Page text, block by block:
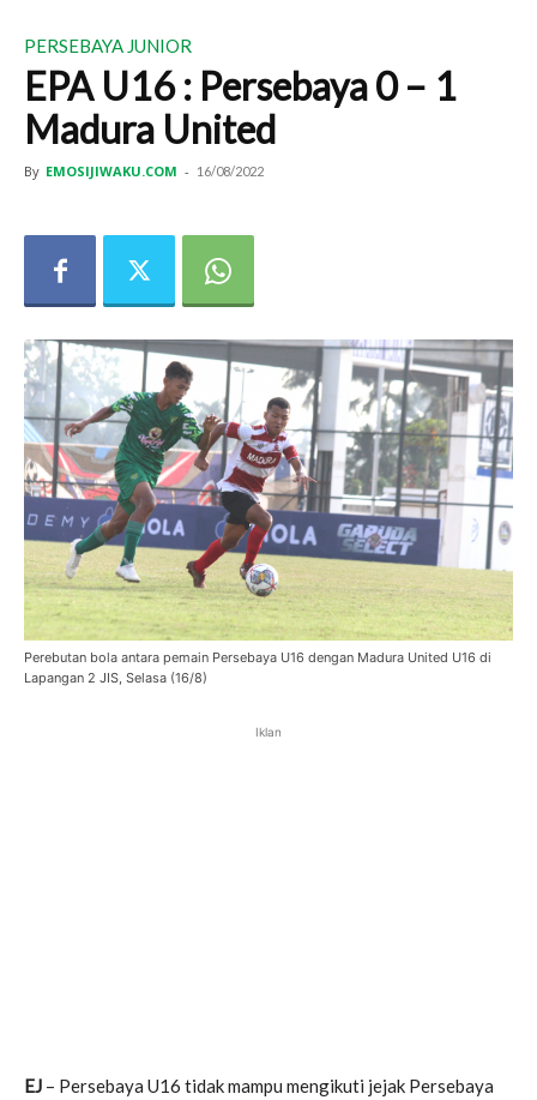
PERSEBAYA JUNIOR
EPA U16 : Persebaya 0 – 1
Madura United
By EMOSIJIWAKU.COM - 16/08/2022
Perebutan bola antara pemain Persebaya U16 dengan Madura United U16 di
Lapangan 2 JIS, Selasa (16/8)
Iklan
EJ – Persebaya U16 tidak mampu mengikuti jejak Persebaya